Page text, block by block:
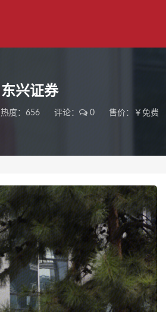
东兴证券
热度：656 评论： 0 售价：￥免费